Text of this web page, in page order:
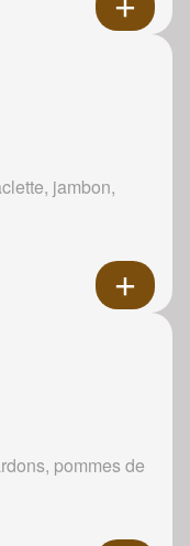
jambon,
pommes de